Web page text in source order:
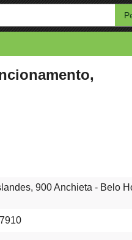
900 Anchieta - Belo